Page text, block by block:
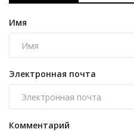
Имя
Электронная почта
Комментарий